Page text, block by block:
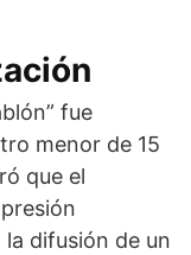
fue
menor de 15
que el
difusión de un